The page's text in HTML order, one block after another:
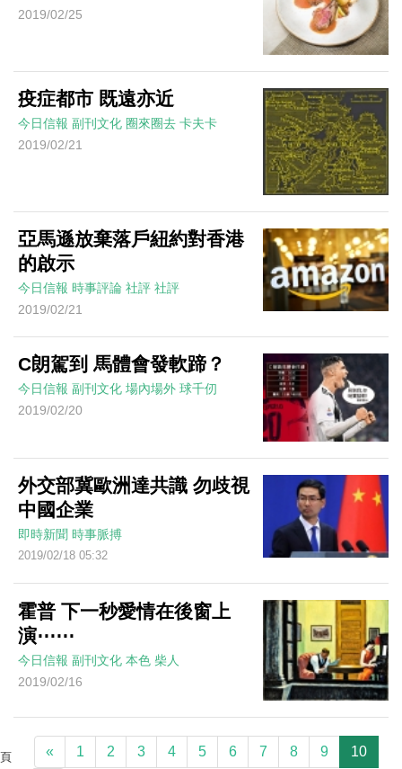
2019/02/25
疫症都市 既遠亦近
今日信報 副刊文化 圈來圈去 卡夫卡
2019/02/21
亞馬遜放棄落戶紐約對香港
的啟示
今日信報 時事評論 社評 社評
2019/02/21
C朗駕到 馬體會發軟蹄？
今日信報 副刊文化 場內場外 球千仞
2019/02/20
外交部冀歐洲達共識 勿歧視
中國企業
即時新聞 時事脈搏
2019/02/18 05:32
霍普 下一秒愛情在後窗上
演⋯⋯
今日信報 副刊文化 本色 柴人
2019/02/16
頁 « 1 2 3 4 5 6 7 8 9 10